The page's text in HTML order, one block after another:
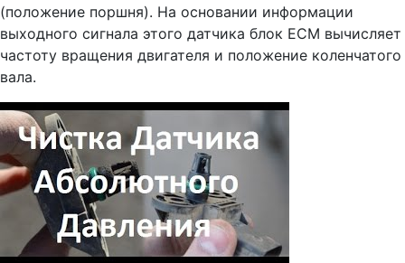
(положение поршня). На основании информации
выходного сигнала этого датчика блок ЕСМ вычисляет
частоту вращения двигателя и положение коленчатого
вала.